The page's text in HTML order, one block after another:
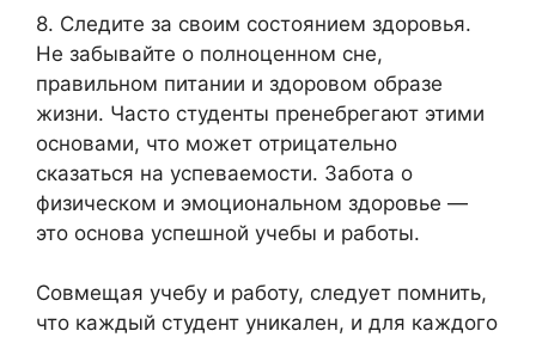
8. Следите за своим состоянием здоровья.
Не забывайте о полноценном сне,
правильном питании и здоровом образе
жизни. Часто студенты пренебрегают этими
основами, что может отрицательно
сказаться на успеваемости. Забота о
физическом и эмоциональном здоровье —
это основа успешной учебы и работы.
Совмещая учебу и работу, следует помнить,
что каждый студент уникален, и для каждого